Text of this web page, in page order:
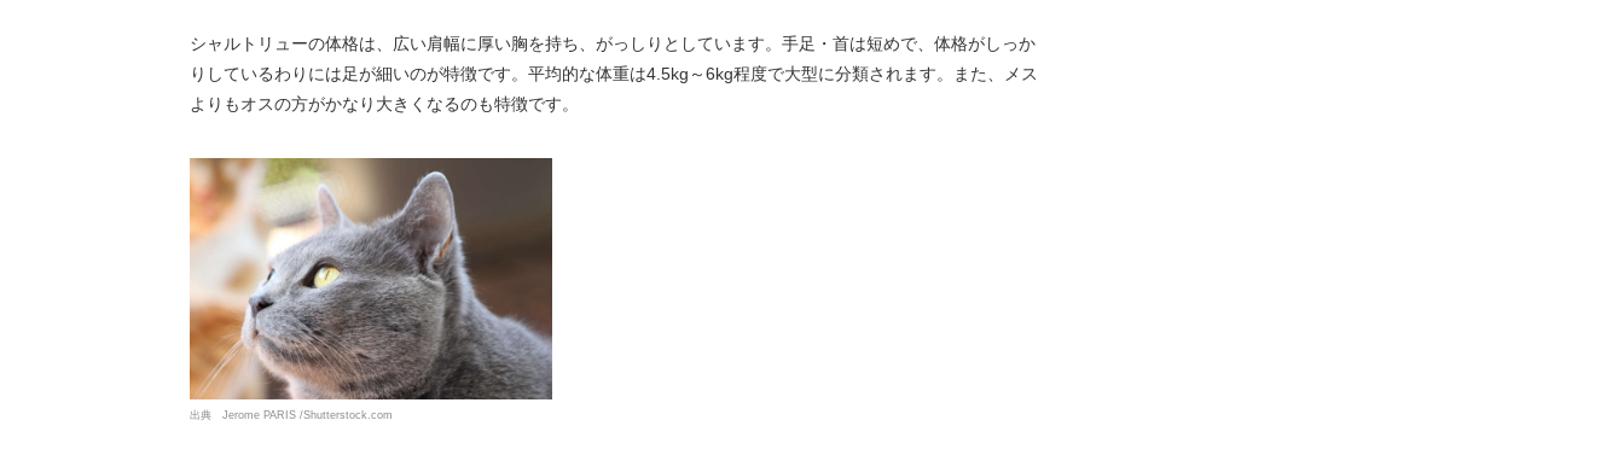
シャルトリューの体格は、広い肩幅に厚い胸を持ち、がっしりとしています。手足・首は短めで、体格がしっか
りしているわりには足が細いのが特徴です。平均的な体重は4.5kg～6kg程度で大型に分類されます。また、メス
よりもオスの方がかなり大きくなるのも特徴です。
出典 Jerome PARIS /Shutterstock.com